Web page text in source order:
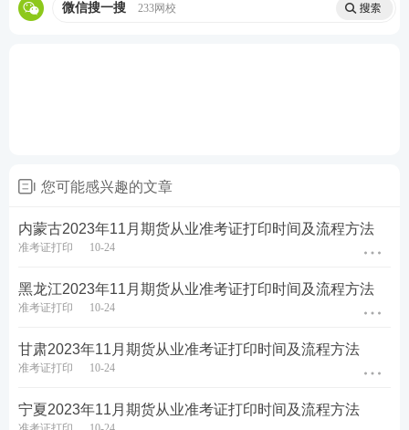
备考刷题：233网校APP
通过刷题，加深巩固，掌握要点，查漏补缺，稳步提
微信搜一搜 233网校
您可能感兴趣的文章
内蒙古2023年11月期货从业准考证打印时间及流程方法
准考证打印 10-24
黑龙江2023年11月期货从业准考证打印时间及流程方法
准考证打印 10-24
甘肃2023年11月期货从业准考证打印时间及流程方法
准考证打印 10-24
宁夏2023年11月期货从业准考证打印时间及流程方法